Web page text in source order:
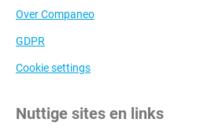
Over Companeo
GDPR
Cookie settings
Nuttige sites en links